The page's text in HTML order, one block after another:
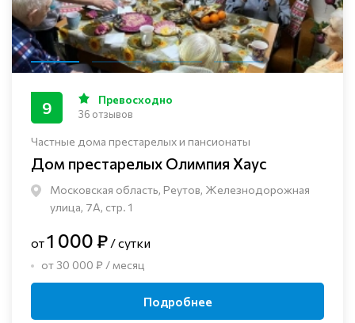
Частные дома престарелых и пансионаты
Дом престарелых Олимпия Хаус
Московская область, Реутов, Железнодорожная
улица, 7А, стр. 1
9 Превосходно
36 отзывов
от1 000 ₽ / сутки
от 30 000 ₽ / месяц
Подробнее